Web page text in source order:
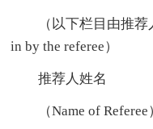
（以下栏目由推荐
in by the referee）
推荐人姓名
（Name of Referee